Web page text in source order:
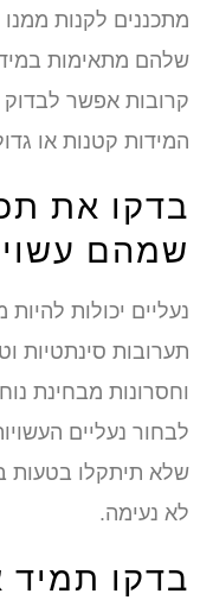
מתכננים לקנות
שלהם מתאימות
קרובות אפשר לבדוק
המידות קטנות או
בדקו את
שמהם
נעליים יכולות
תערובות סינתטיות
וחסרונות מבחינת
לבחור נעליים
שלא תיתקלו בטעות
לא נעימה.
בדקו תמיד